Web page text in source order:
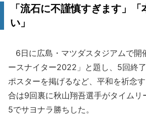
「流石に不謹慎すぎます」
い」
6日に広島・マツダスタジアムで開
ースナイター2022」と題し、5回終
ポスターを掲げるなど、平和を祈念
合は9回裏に秋山翔吾選手がタイム
5でサヨナラ勝ちした。